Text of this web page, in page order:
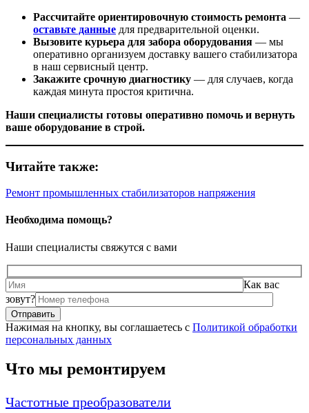
Рассчитайте ориентировочную стоимость ремонта —
оставьте данные для предварительной оценки.
Вызовите курьера для забора оборудования — мы
оперативно организуем доставку вашего стабилизатора
в наш сервисный центр.
Закажите срочную диагностику — для случаев, когда
каждая минута простоя критична.
Наши специалисты готовы оперативно помочь и вернуть
ваше оборудование в строй.
Читайте также:
Ремонт промышленных стабилизаторов напряжения
Необходима помощь?
Наши специалисты свяжутся с вами
Как вас
зовут?
Нажимая на кнопку, вы соглашаетесь с Политикой обработки
персональных данных
Что мы ремонтируем
Частотные преобразователи